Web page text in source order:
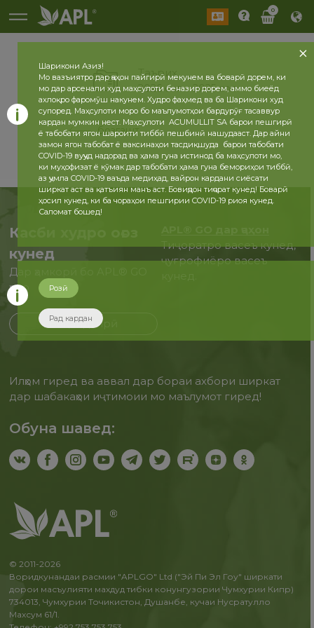
0
Таърих
2026 сол 2025 сол
бозгашт
Касби худро оғоз
кунед
Дар ҳамкорӣ бо APL® GO
ҳоло
Бақайдгирӣ
Тиҷоратро васеъ кунед,
ҷуғрофиёро васеъ
Илҳом гиред ва аввал дар бораи ахбори ширкат
дар шабакаҳои иҷтимоии мо маълумот гиред!
Обуна шавед:
© 2011-2026
Воридкунандаи расмии "APLGO" Ltd ("Эй Пи Эл Гоу" ширкати
дорои масъулияти махдуд тибки конунгузории Чумхурии Кипр)
734013, Чумхурии Точикистон, Душанбе, кучаи Нусратулло
Махсум 61/1.
Шарикони Азиз!
Мо вазъиятро дар ҷаҳон пайгирӣ мекунем ва боварӣ дорем, ки
мо дар арсенали худ маҳсулоти беназир дорем, аммо биеёд
ахлоқро фаромӯш накунем. Худро фаҳмед ва ба Шарикони худ
супоред. Маҳсулоти моро бо маълумотҳои бардурӯғ тасаввур
кардан мумкин нест. Маҳсулоти ACUMULLIT SA барои пешгирӣ
ё табобати ягон шароити тиббӣ пешбинӣ нашудааст. Дар айни
замон ягон табобат ё ваксинаҳои тасдиқшуда барои табобати
COVID-19 вуҷуд надорад ва ҳама гуна истинод ба маҳсулоти мо,
ки муҳофизат ё кӯмак дар табобати ҳама гуна бемориҳои тиббӣ,
аз ҷумла COVID-19 ваъда медиҳад, вайрон кардани сиёсати
ширкат аст ва қатъиян манъ аст. Бовиҷдон тиҷорат кунед! Боварӣ
ҳосил кунед, ки ба чораҳои пешгирии COVID-19 риоя кунед.
Саломат бошед!
Розӣ
Рад кардан